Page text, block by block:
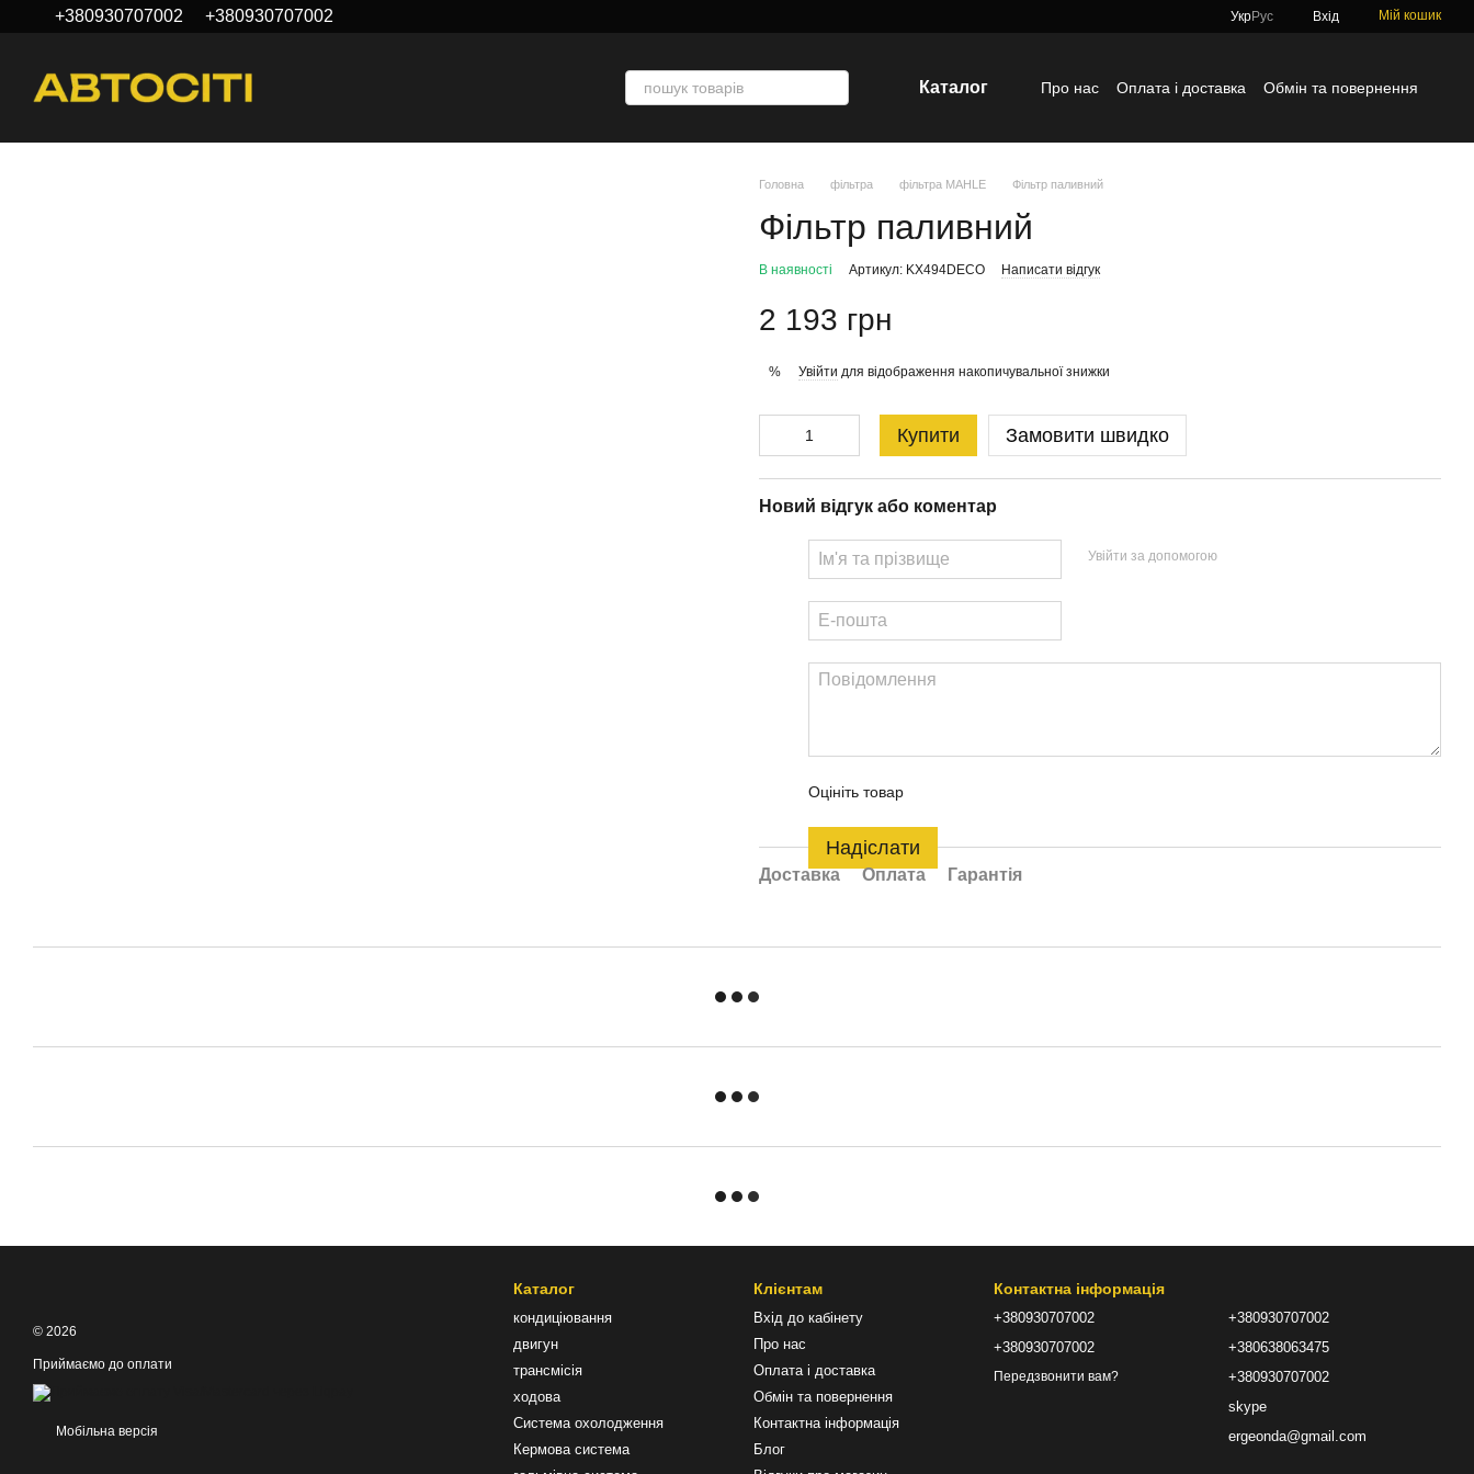
Перейти до основного контенту
+380930707002 +380930707002 УкрРус Вхід Мій кошик
Каталог Про нас Оплата і доставка
Обмін та повернення
Головна фільтра фільтра MAHLE Фільтр паливний
Фільтр паливний
В наявності Артикул: KX494DECO Написати відгук
2 193 грн
% Увійти для відображення накопичувальної знижки
Купити Замовити швидко
Новий відгук або коментар
Увійти за допомогою
Оцініть товар
Надіслати
Доставка Оплата Гарантія
© 2026
Приймаємо до оплати
Мобільна версія
Каталог
кондиціювання
двигун
трансмісія
ходова
Система охолодження
Кермова система
Клієнтам
Вхід до кабінету
Про нас
Оплата і доставка
Обмін та повернення
Контактна інформація
Блог
Контактна інформація
+380930707002
+380930707002
Передзвонити вам?
+380930707002
+380638063475
+380930707002
skype
ergeonda@gmail.com